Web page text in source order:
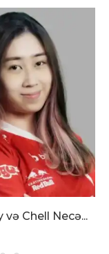
və Chell Necə...